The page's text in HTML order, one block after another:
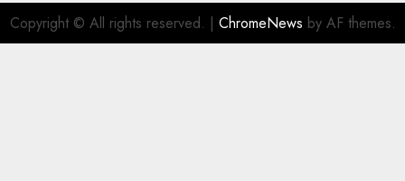
Copyright © All rights reserved. | ChromeNews by AF themes.